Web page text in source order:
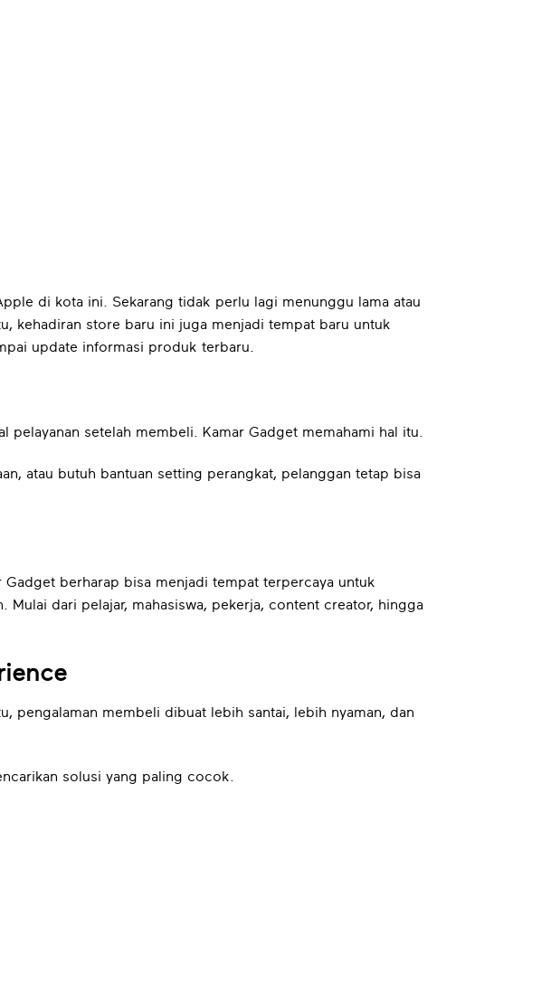
di kota ini. Sekarang tidak perlu lagi menunggu lama atau
kehadiran store baru ini juga menjadi tempat baru untuk
update informasi produk terbaru.
setelah membeli. Kamar Gadget memahami hal itu.
atau butuh bantuan setting perangkat, pelanggan tetap bisa
Gadget berharap bisa menjadi tempat terpercaya untuk
Mulai dari pelajar, mahasiswa, pekerja, content creator, hingga
pengalaman membeli dibuat lebih santai, lebih nyaman, dan
solusi yang paling cocok.